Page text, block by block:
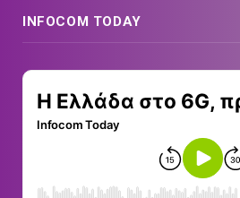
INFOCOM TODAY